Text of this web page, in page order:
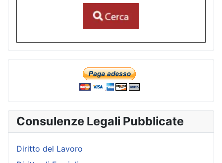
Consulenze Legali Pubblicate
Diritto del Lavoro